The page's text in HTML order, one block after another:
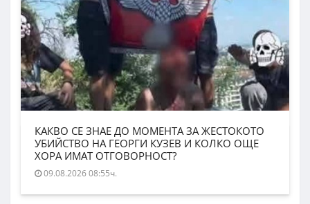
КАКВО СЕ ЗНАЕ ДО МОМЕНТА ЗА ЖЕСТОКОТО
УБИЙСТВО НА ГЕОРГИ КУЗЕВ И КОЛКО ОЩЕ
ХОРА ИМАТ ОТГОВОРНОСТ?
09.08.2026 08:55ч.